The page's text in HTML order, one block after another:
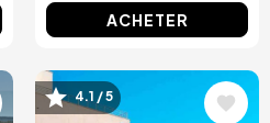
ACHETER
Image
4.1 / 5